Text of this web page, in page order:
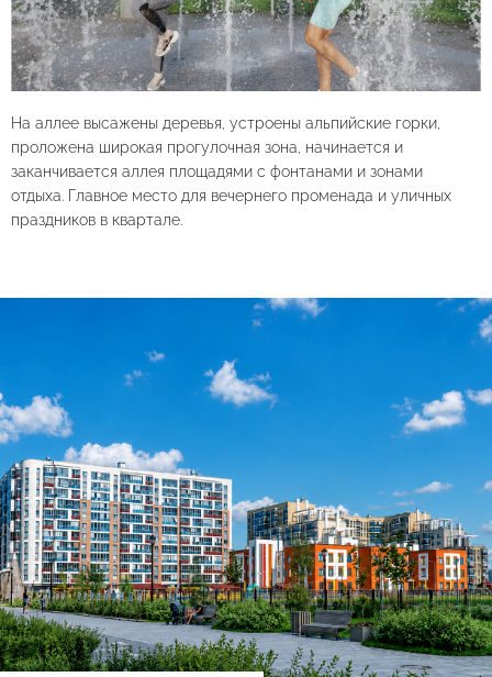
На аллее высажены деревья, устроены альпийские горки,
проложена широкая прогулочная зона, начинается и
заканчивается аллея площадями с фонтанами и зонами
отдыха. Главное место для вечернего променада и уличных
праздников в квартале.